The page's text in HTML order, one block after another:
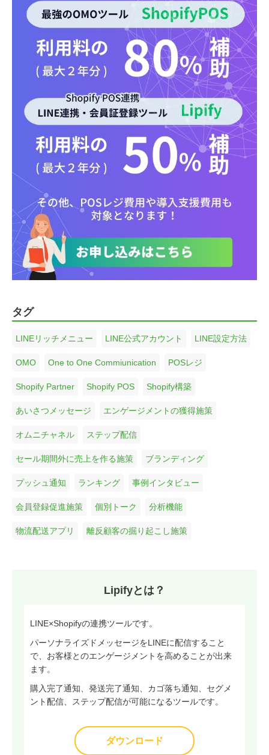
タグ
LINEリッチメニュー LINE公式アカウント LINE設定方法
OMO One to One Commiunication POSレジ
Shopify Partner Shopify POS Shopify構築
あいさつメッセージ エンゲージメントの獲得施策
オムニチャネル ステップ配信
セール期間外に売上を作る施策 ブランディング
プッシュ通知 ランキング 事例インタビュー
会員登録促進施策 個別トーク 分析機能
物流配送アプリ 離反顧客の掘り起こし施策
Lipifyとは？
LINE×Shopifyの連携ツールです。
パーソナライズドメッセージをLINEに配信すること
で、お客様とのエンゲージメントを高めることが出来
ます。
購入完了通知、発送完了通知、カゴ落ち通知、セグメ
ント配信、ステップ配信が可能になるツールです。
ダウンロード